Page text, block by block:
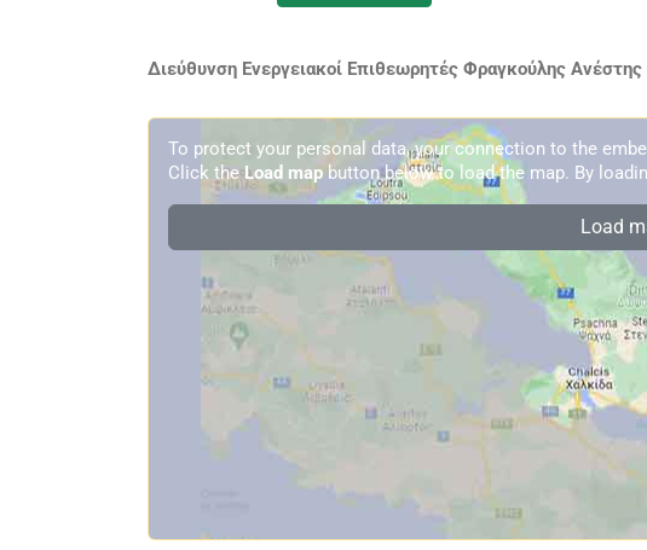
Διεύθυνση Ενεργειακοί Επιθεωρητές Φραγκούλης
To protect your personal data, your connection to the
Click the Load mapbutton below to load the map. By
Load